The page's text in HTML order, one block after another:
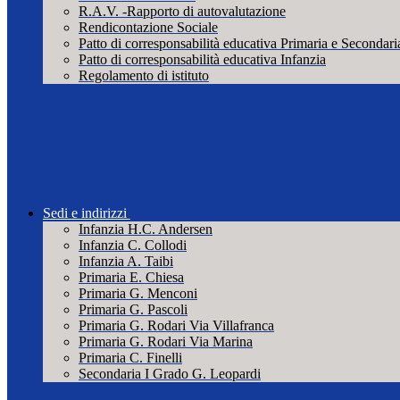
R.A.V. -Rapporto di autovalutazione
Rendicontazione Sociale
Patto di corresponsabilità educativa Primaria e
Patto di corresponsabilità educativa Infanzia
Regolamento di istituto
Sedi e indirizzi
Infanzia H.C. Andersen
Infanzia C. Collodi
Infanzia A. Taibi
Primaria E. Chiesa
Primaria G. Menconi
Primaria G. Pascoli
Primaria G. Rodari Via Villafranca
Primaria G. Rodari Via Marina
Primaria C. Finelli
Secondaria I Grado G. Leopardi